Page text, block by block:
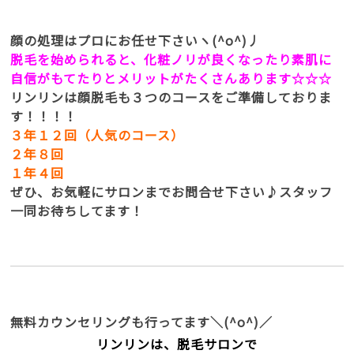
顔の処理はプロにお任せ下さいヽ(^o^)丿
脱毛を始められると、化粧ノリが良くなったり素肌に
自信がもてたりとメリットがたくさんあります☆☆☆
リンリンは顔脱毛も３つのコースをご準備しておりま
す！！！！
３年１２回（人気のコース）
２年８回
１年４回
ぜひ、お気軽にサロンまでお問合せ下さい♪スタッフ
一同お待ちしてます！
無料カウンセリングも行ってます＼(^o^)／
リンリンは、脱毛サロンで